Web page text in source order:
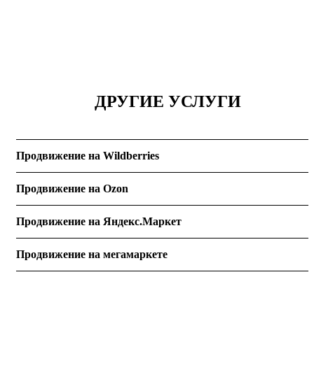
ДРУГИЕ УСЛУГИ
Продвижение на Wildberries
Продвижение на Ozon
Продвижение на Яндекс.Маркет
Продвижение на мегамаркете